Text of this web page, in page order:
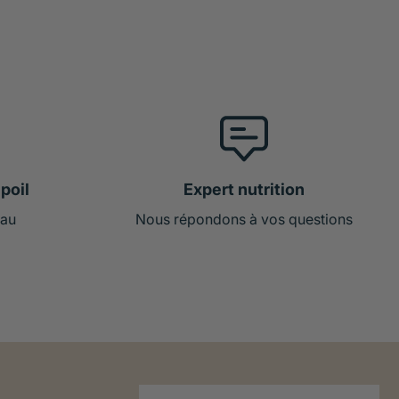
au niveau de la taille :
Expert nutrition
Nous répondons à vos questions